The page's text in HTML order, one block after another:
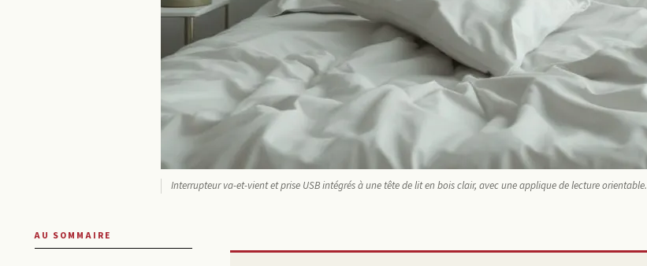
Interrupteur va-et-vient et prise USB intégrés à une tête de lit en bois clair, avec une applique de lecture orientable.
AU SOMMAIRE